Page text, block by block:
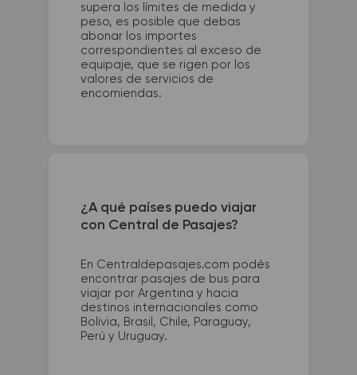
supera los límites de medida y
peso, es posible que debas
abonar los importes
correspondientes al exceso de
equipaje, que se rigen por los
valores de servicios de
encomiendas.
¿A qué países puedo viajar
con Central de Pasajes?
En Centraldepasajes.com podés
encontrar pasajes de bus para
viajar por Argentina y hacia
destinos internacionales como
Bolivia, Brasil, Chile, Paraguay,
Perú y Uruguay.